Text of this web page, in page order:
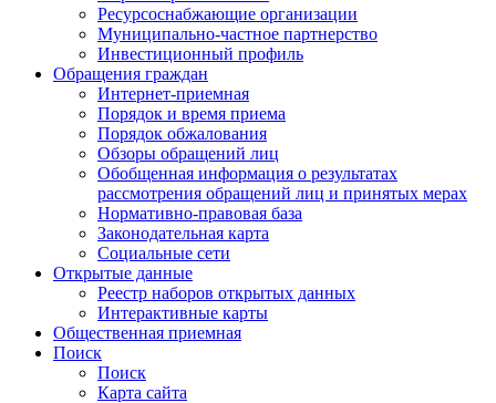
Ресурсоснабжающие организации
Муниципально-частное партнерство
Инвестиционный профиль
Обращения граждан
Интернет-приемная
Порядок и время приема
Порядок обжалования
Обзоры обращений лиц
Обобщенная информация о результатах
рассмотрения обращений лиц и принятых мерах
Нормативно-правовая база
Законодательная карта
Социальные сети
Открытые данные
Реестр наборов открытых данных
Интерактивные карты
Общественная приемная
Поиск
Поиск
Карта сайта